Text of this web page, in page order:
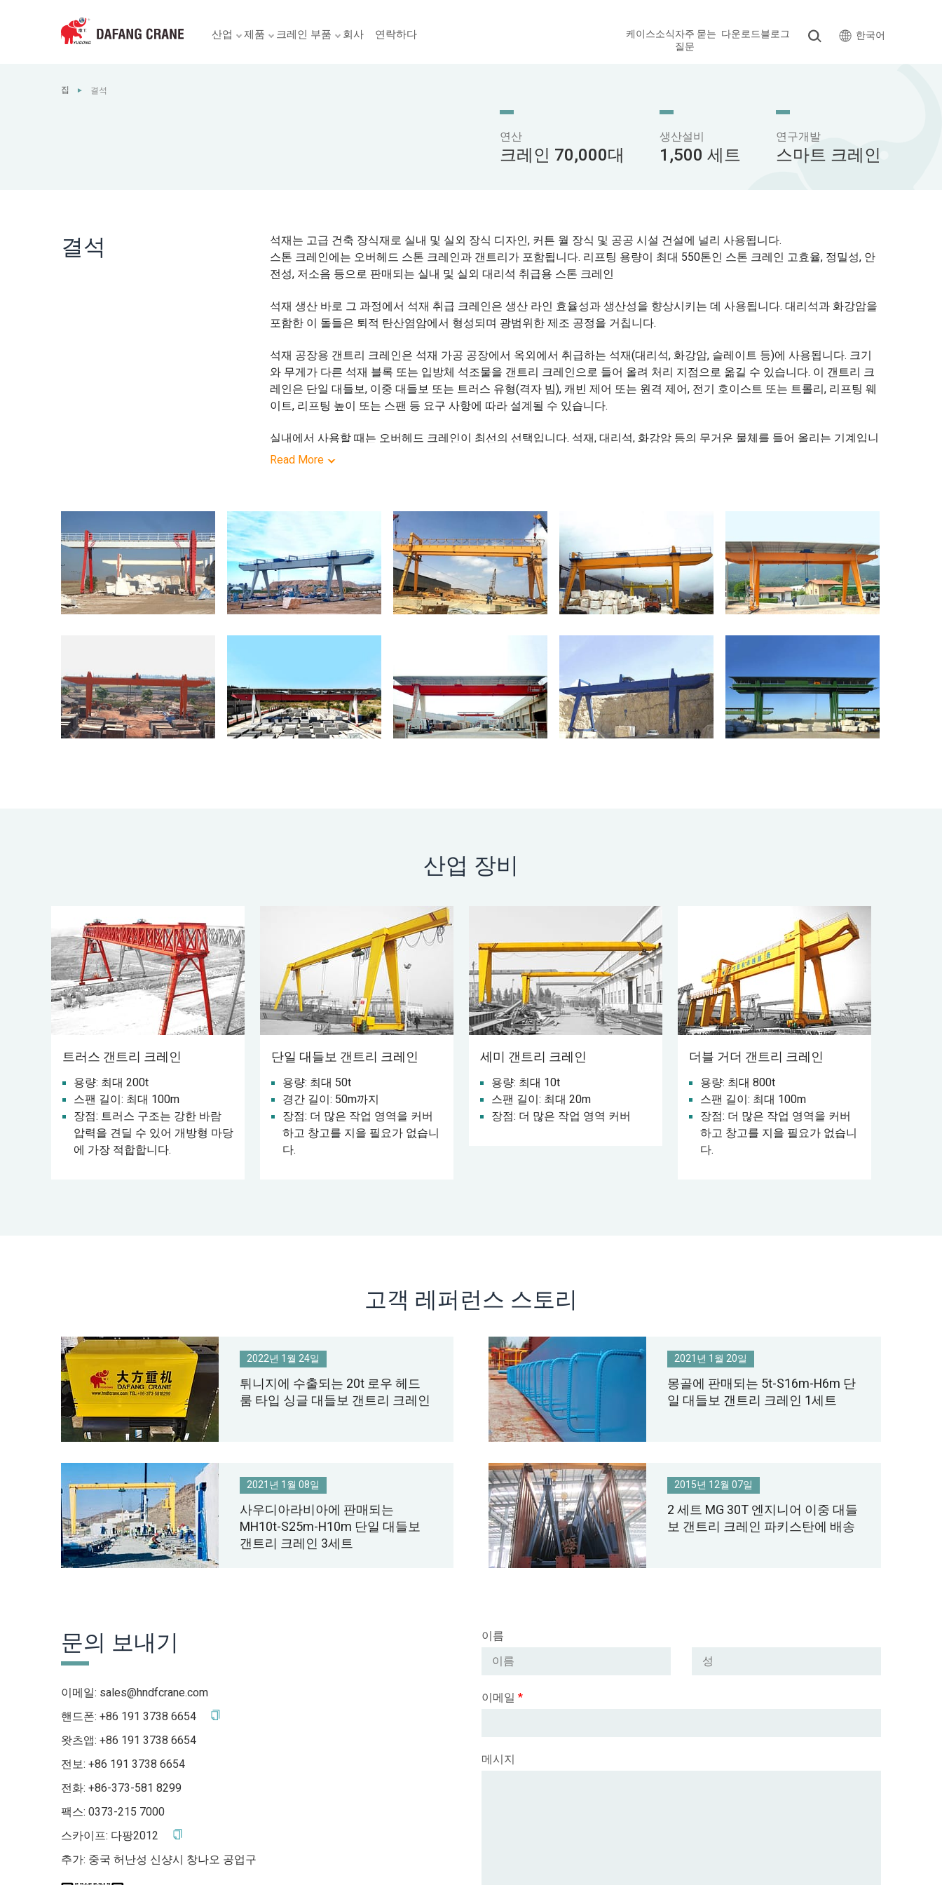
산업 제품 크레인 부품 회사 연락하다 케이스소식자주 묻는
질문
다운로드블로그 한국어
집 ► 결석
연산
크레인 70,000대
생산설비
1,500 세트
연구개발
스마트 크레인
결석
석재는 고급 건축 장식재로 실내 및 실외 장식 디자인, 커튼 월 장식 및 공공 시설 건설에 널리 사용됩니다.
스톤 크레인에는 오버헤드 스톤 크레인과 갠트리가 포함됩니다. 리프팅 용량이 최대 550톤인 스톤 크레인 고효율, 정밀성, 안
전성, 저소음 등으로 판매되는 실내 및 실외 대리석 취급용 스톤 크레인
석재 생산 바로 그 과정에서 석재 취급 크레인은 생산 라인 효율성과 생산성을 향상시키는 데 사용됩니다. 대리석과 화강암을
포함한 이 돌들은 퇴적 탄산염암에서 형성되며 광범위한 제조 공정을 거칩니다.
석재 공장용 갠트리 크레인은 석재 가공 공장에서 옥외에서 취급하는 석재(대리석, 화강암, 슬레이트 등)에 사용됩니다. 크기
와 무게가 다른 석재 블록 또는 입방체 석조물을 갠트리 크레인으로 들어 올려 처리 지점으로 옮길 수 있습니다. 이 갠트리 크
레인은 단일 대들보, 이중 대들보 또는 트러스 유형(격자 빔), 캐빈 제어 또는 원격 제어, 전기 호이스트 또는 트롤리, 리프팅 웨
이트, 리프팅 높이 또는 스팬 등 요구 사항에 따라 설계될 수 있습니다.
실내에서 사용할 때는 오버헤드 크레인이 최선의 선택입니다. 석재, 대리석, 화강암 등의 무거운 물체를 들어 올리는 기계입니
다. 오버헤드 스톤 크레인은 돌을 옮기고 돌을 들어 올리며 돌, 대리석, 화강암 등을 운반하는 데 도움을 줍니다.
Read More
산업 장비
트러스 갠트리 크레인
용량: 최대 200t
스팬 길이: 최대 100m
장점: 트러스 구조는 강한 바람
압력을 견딜 수 있어 개방형 마당
에 가장 적합합니다.
단일 대들보 갠트리 크레인
용량: 최대 50t
경간 길이: 50m까지
장점: 더 많은 작업 영역을 커버
하고 창고를 지을 필요가 없습니
다.
세미 갠트리 크레인
용량: 최대 10t
스팬 길이: 최대 20m
장점: 더 많은 작업 영역 커버
더블 거더 갠트리 크레인
용량: 최대 800t
스팬 길이: 최대 100m
장점: 더 많은 작업 영역을 커버
하고 창고를 지을 필요가 없습니
다.
고객 레퍼런스 스토리
2022년 1월 24일
튀니지에 수출되는 20t 로우 헤드
룸 타입 싱글 대들보 갠트리 크레인
2021년 1월 20일
몽골에 판매되는 5t-S16m-H6m 단
일 대들보 갠트리 크레인 1세트
2021년 1월 08일
사우디아라비아에 판매되는
MH10t-S25m-H10m 단일 대들보
갠트리 크레인 3세트
2015년 12월 07일
2 세트 MG 30T 엔지니어 이중 대들
보 갠트리 크레인 파키스탄에 배송
문의 보내기
이메일: sales@hndfcrane.com
핸드폰: +86 191 3738 6654
왓츠앱: +86 191 3738 6654
전보: +86 191 3738 6654
전화: +86-373-581 8299
팩스: 0373-215 7000
스카이프: 다팡2012
추가: 중국 허난성 신샹시 창나오 공업구
이름
이메일 *
메시지